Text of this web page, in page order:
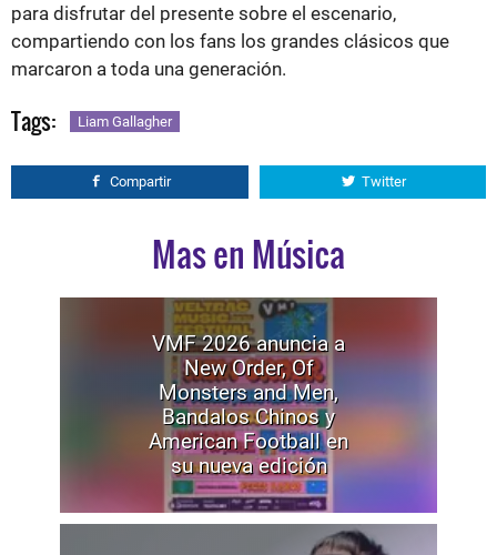
para disfrutar del presente sobre el escenario,
compartiendo con los fans los grandes clásicos que
marcaron a toda una generación.
Tags: Liam Gallagher
Compartir Twitter
Mas en Música
VMF 2026 anuncia a
New Order, Of
Monsters and Men,
Bandalos Chinos y
American Football en
su nueva edición